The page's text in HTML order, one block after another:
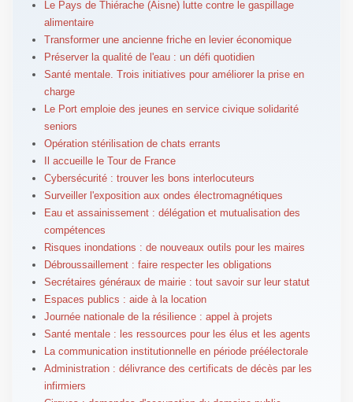
Le Pays de Thiérache (Aisne) lutte contre le gaspillage
alimentaire
Transformer une ancienne friche en levier économique
Préserver la qualité de l'eau : un défi quotidien
Santé mentale. Trois initiatives pour améliorer la prise en
charge
Le Port emploie des jeunes en service civique solidarité
seniors
Opération stérilisation de chats errants
Il accueille le Tour de France
Cybersécurité : trouver les bons interlocuteurs
Surveiller l'exposition aux ondes électromagnétiques
Eau et assainissement : délégation et mutualisation des
compétences
Risques inondations : de nouveaux outils pour les maires
Débroussaillement : faire respecter les obligations
Secrétaires généraux de mairie : tout savoir sur leur statut
Espaces publics : aide à la location
Journée nationale de la résilience : appel à projets
Santé mentale : les ressources pour les élus et les agents
La communication institutionnelle en période préélectorale
Administration : délivrance des certificats de décès par les
infirmiers